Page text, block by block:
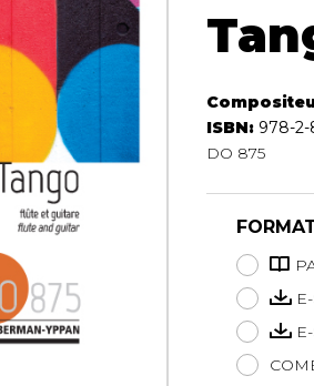
Hautbois
Luth
Orgue
Percussion
Piano
Trompette
Tuba
Violon
Voix
ISBN: 978-2-
DO 875